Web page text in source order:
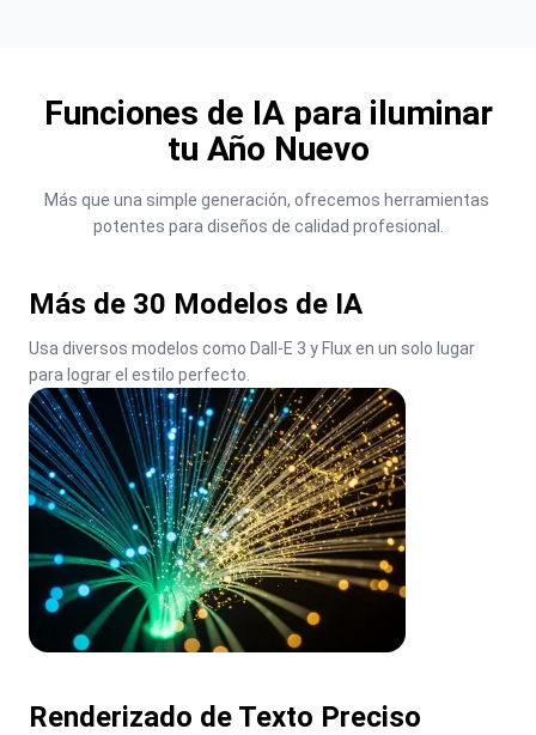
Funciones de IA para iluminar
tu Año Nuevo
Más que una simple generación, ofrecemos herramientas
potentes para diseños de calidad profesional.
Más de 30 Modelos de IA
Usa diversos modelos como Dall-E 3 y Flux en un solo lugar
para lograr el estilo perfecto.
Renderizado de Texto Preciso